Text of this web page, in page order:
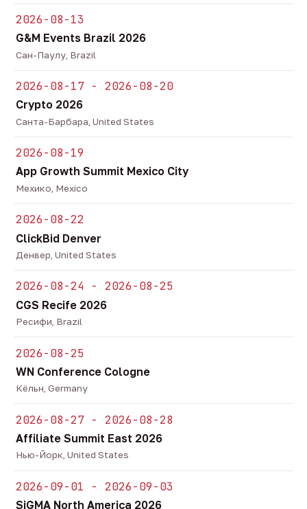
2026-08-13
G&M Events Brazil 2026
Сан-Паулу, Brazil
2026-08-17 - 2026-08-20
Crypto 2026
Санта-Барбара, United States
2026-08-19
App Growth Summit Mexico City
Мехико, Mexico
2026-08-22
ClickBid Denver
Денвер, United States
2026-08-24 - 2026-08-25
CGS Recife 2026
Ресифи, Brazil
2026-08-25
WN Conference Cologne
Кёльн, Germany
2026-08-27 - 2026-08-28
Affiliate Summit East 2026
Нью-Йорк, United States
2026-09-01 - 2026-09-03
SiGMA North America 2026